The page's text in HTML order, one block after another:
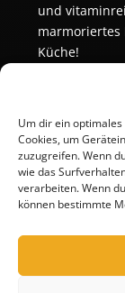
Um dir ein
Cookies, um
zuzugreifen. Wenn
wie das
verarbeiten. Wenn
können bestimmte
und
marmoriertes
Küche!